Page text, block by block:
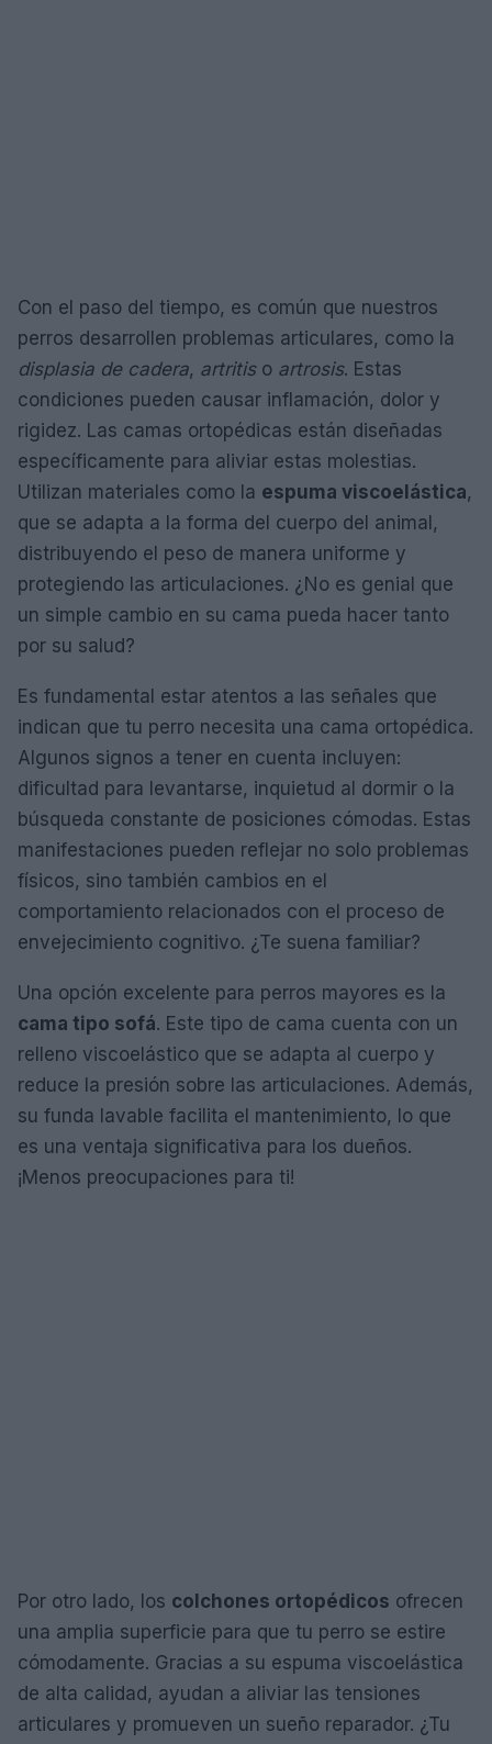
Con el paso del tiempo, es común que nuestros
perros desarrollen problemas articulares, como la
displasia de cadera, artritiso artrosis. Estas
condiciones pueden causar inflamación, dolor y
rigidez. Las camas ortopédicas están diseñadas
específicamente para aliviar estas molestias.
Utilizan materiales como la espuma viscoelástica,
que se adapta a la forma del cuerpo del animal,
distribuyendo el peso de manera uniforme y
protegiendo las articulaciones. ¿No es genial que
un simple cambio en su cama pueda hacer tanto
por su salud?
Es fundamental estar atentos a las señales que
indican que tu perro necesita una cama ortopédica.
Algunos signos a tener en cuenta incluyen:
dificultad para levantarse, inquietud al dormir o la
búsqueda constante de posiciones cómodas. Estas
manifestaciones pueden reflejar no solo problemas
físicos, sino también cambios en el
comportamiento relacionados con el proceso de
envejecimiento cognitivo. ¿Te suena familiar?
Una opción excelente para perros mayores es la
cama tipo sofá. Este tipo de cama cuenta con un
relleno viscoelástico que se adapta al cuerpo y
reduce la presión sobre las articulaciones. Además,
su funda lavable facilita el mantenimiento, lo que
es una ventaja significativa para los dueños.
¡Menos preocupaciones para ti!
Por otro lado, los colchones ortopédicos ofrecen
una amplia superficie para que tu perro se estire
cómodamente. Gracias a su espuma viscoelástica
de alta calidad, ayudan a aliviar las tensiones
articulares y promueven un sueño reparador. ¿Tu